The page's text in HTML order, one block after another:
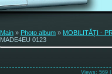
Main » Photo album » MOBILITĂȚI -
MADE4EU 0123
Views: 569 |